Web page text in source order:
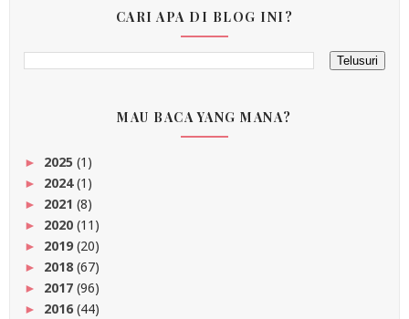
CARI APA DI BLOG INI?
MAU BACA YANG MANA?
► 2025 (1)
► 2024(1)
► 2021 (8)
► 2020 (11)
► 2019(20)
► 2018 (67)
► 2017 (96)
► 2016(44)